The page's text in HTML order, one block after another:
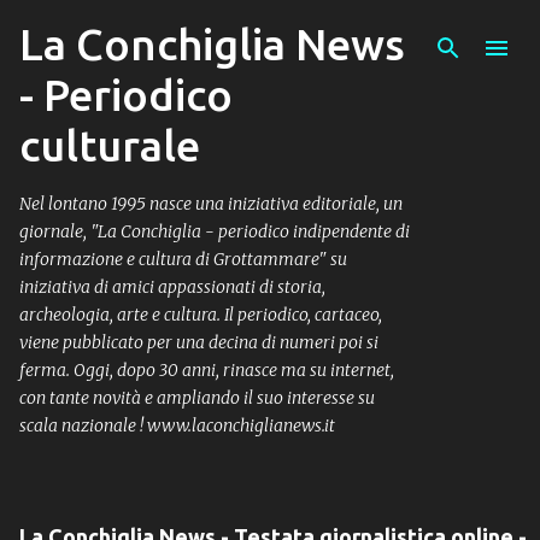
Passa ai contenuti principali
La Conchiglia News
- Periodico
culturale
Nel lontano 1995 nasce una iniziativa editoriale, un
giornale, "La Conchiglia - periodico indipendente di
informazione e cultura di Grottammare" su
iniziativa di amici appassionati di storia,
archeologia, arte e cultura. Il periodico, cartaceo,
viene pubblicato per una decina di numeri poi si
ferma. Oggi, dopo 30 anni, rinasce ma su internet,
con tante novità e ampliando il suo interesse su
scala nazionale ! www.laconchiglianews.it